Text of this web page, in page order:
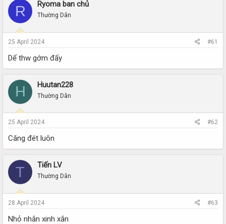
a
t
a
e
t
e
R Ryoma ban chủ
Thường Dân
25 April 2024 #61
Dể thw gớm đấy
H Huutan228
Thường Dân
25 April 2024 #62
Căng đét luôn
T Tiến LV
Thường Dân
28 April 2024 #63
Nhỏ nhắn xinh xắn